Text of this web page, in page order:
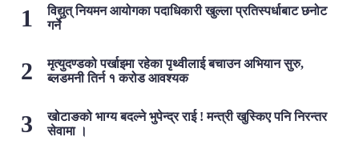
विद्युत् नियमन आयोगका पदाधिकारी खुल्ला प्रतिस्पर्धाबाट छनोट
गर्ने
मृत्युदण्डको पर्खाइमा रहेका पृथ्वीलाई बचाउन अभियान सुरु,
ब्लडमनी तिर्न १ करोड आवश्यक
खोटाङको भाग्य बदल्ने भुपेन्द्र राई ! मन्त्री खुस्किए पनि निरन्तर
सेवामा ।